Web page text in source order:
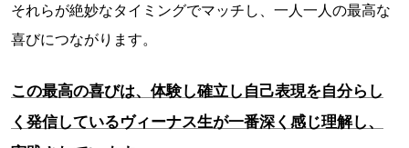
それらが絶妙なタイミングでマッチし、一人一人の最高な
喜びにつながります。
この最高の喜びは、体験し確立し自己表現を自分らし
く発信しているヴィーナス生が一番深く感じ理解し、